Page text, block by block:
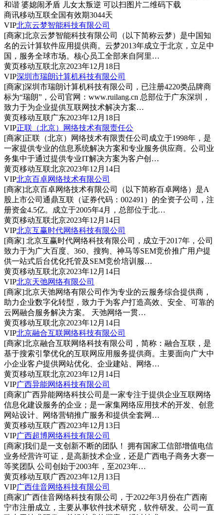
和谐 婆媳闹矛盾 儿女太叛逆 可以扫图片二维码下载
商讯移动互联全国有效期3044天
VIP北京云梦智能科技有限公司
[商家]北京云梦智能科技有限公司（以下简称云梦）是中国知
名的云计算软件应用提供商。云梦2013年成立于北京，立足中
国，服务全球市场。核心员工全部来自阿里…
黄页移动互联北京2023年12月18日
VIP深圳市瑞朗计算机科技有限公司
[商家]深圳市瑞朗计算机科技有限公司，已注册4220类品牌商
标为“瑞朗”，公司官网：www.ruilang.cn 总部位于广东深圳，
致力于为企业提供互联网技术解决方案…
黄页移动互联广东2023年12月18日
VIP正联（北京）网络技术有限责任公
[商家]正联（北京）网络技术有限责任公司成立于1998年，是
一家提供专业的信息系统解决方案和专业服务供应商。公司业
务集中于通过提供专业IT解决方案为客户创…
黄页移动互联北京2023年12月14日
VIP北京百卓网络技术有限公司
[商家]北京百卓网络技术有限公司（以下简称百卓网络）是A
股上市公司通鼎互联（证券代码：002491）的全资子公司，注
册资金4.5亿。成立于2005年4月，总部位于北…
黄页移动互联北京2023年12月14日
VIP北京互赢时代网络科技有限公司
[商家] 北京互赢时代网络科技有限公司，成立于2017年，公司
致力于为广大百度、360、搜狗、神马等SEM竞价推广用户提
供一站式后台优化托管及SEM竞价培训服…
黄页移动互联北京2023年12月14日
VIP北京天弛网络有限公司
[商家]北京天弛网络有限公司作为专业的云服务综合提供商，
助力企业数字化转型，致力于为客户打造高效、安全、可靠的
云网融合服务解决方案。 天弛网络一贯…
黄页移动互联北京2023年12月14日
VIP北京融合互联网络科技有限公司
[商家]北京融合互联网络科技有限公司，简称：融合互联，是
基于搜索引擎优化的互联网应用服务提供商。主要面向广大中
小企业客户提供网站优化、企业建站、网络…
黄页移动互联北京2023年12月14日
VIP广西异能网络科技有限公司
[商家]广西异能网络科技公司是一家专注于提供企业互联网络
信息化建设服务的企业；是一家集网络应用技术的开发、创意
网站设计、网络营销推广服务和提供全套网…
黄页移动互联广西2023年12月13日
VIP广西超博网络科技有限公司
[商家]我们是一支创新不断的团队！ 拥有国家工信部增值电信
业务经营许可证，是高新技术企业，还是广西电子商务大赛一
等奖团队 公司创始于2003年，至2023年…
黄页移动互联广西2023年12月13日
VIP广西佳音网络科技有限公司
[商家]广西佳音网络科技有限公司，于2022年3月份在广西南
宁市注册成立，主要从事软件技术研究，软件研发。公司一直